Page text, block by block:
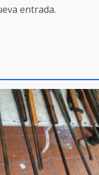
entrada.